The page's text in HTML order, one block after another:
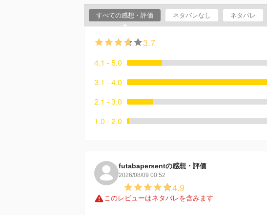
すべての感想・評価 ネタバレなし ネタバレ
3.7
4.1 - 5.0
3.1 - 4.0
2.1 - 3.0
1.0 - 2.0
futabapersentの感想・評価
2026/08/09 00:52
4.9
このレビューはネタバレを含みます